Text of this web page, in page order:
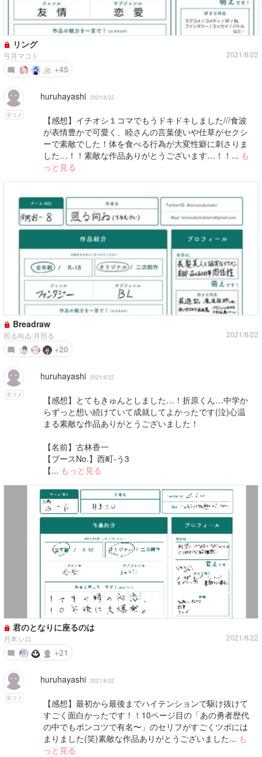
リング
弓月マコト 2021/8/22
+45
全コメ
huruhayashi 2021/8/22
【感想】イチオシ１コマでもうドキドキしました///食波
が表情豊かで可愛く、睦さんの言葉使いや仕草がセクシ
ーで素敵でした！体を食べる行為が大変性癖に刺さりま
した…！！素敵な作品ありがとうございます…！！... も
っと見る
Breadraw
照る向ゐ 月照る 2021/8/22
+20
全コメ
huruhayashi 2021/8/22
【感想】とてもきゅんとしました…！折原くん…中学か
らずっと想い続けていて成就してよかったです(泣)心温
まる素敵な作品ありがとうございました！
【名前】古林香一
【ブースNo.】西町-う3
【... もっと見る
君のとなりに座るのは
月本シロ 2021/8/22
+21
全コメ
huruhayashi 2021/8/22
【感想】最初から最後までハイテンションで駆け抜けて
すごく面白かったです！！10ページ目の「あの勇者歴代
の中でもポンコツで有名〜」のセリフがすごくツボには
まりました(笑)素敵な作品ありがとうございました... も
っと見る